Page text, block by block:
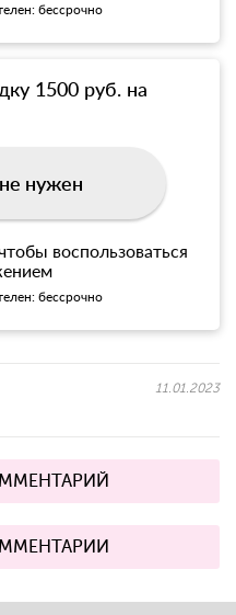
бессрочно
1500 руб. на
нужен
воспользоваться
бессрочно
11.01.2023